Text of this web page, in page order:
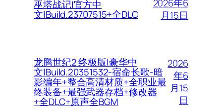
巫塔战记|官方中
文|Build.23707515+全DLC
2026年6
月15日
龙腾世纪2 终极版|豪华中
文|Build.20351532-宿命长歌-暗
影编年+整合高清材质+全职业最
终装备+最强武器存档+修改器
+全DLC+原声全BGM
2026
年6
月15
日